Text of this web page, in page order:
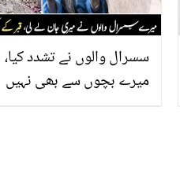
سسرال والوں نے تشدد کیا،
میرے بچوں سے بھی نہیں